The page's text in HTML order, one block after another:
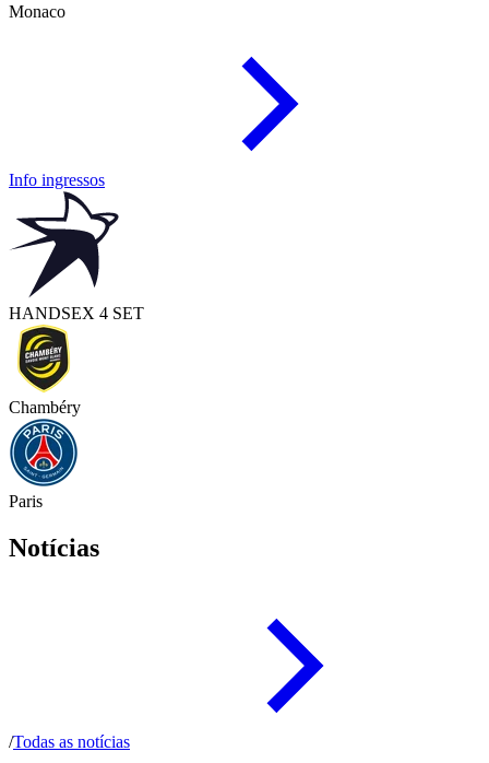
Monaco
Info ingressos
HANDSEX 4 SET
Chambéry
Paris
Notícias
/Todas as notícias